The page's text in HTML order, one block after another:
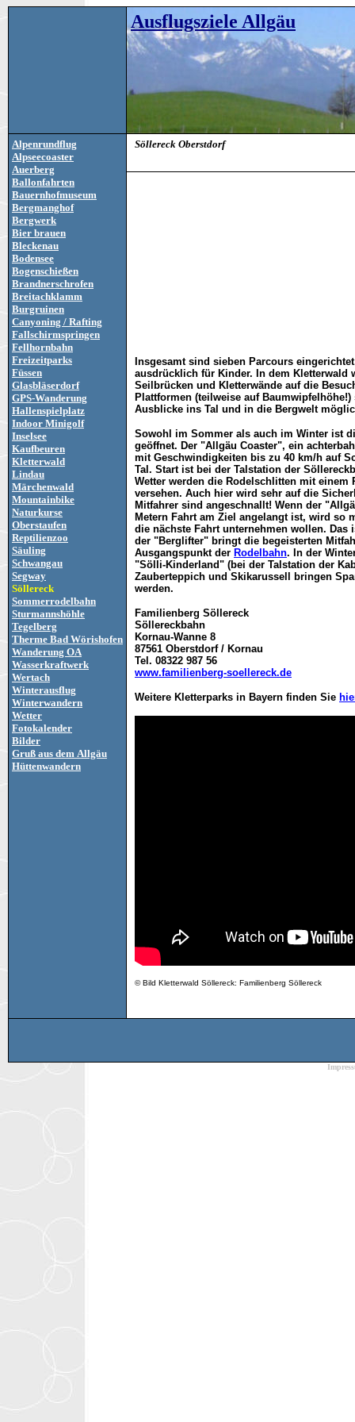
Ausflugsziele Allgäu
Alpenrundflug
Alpseecoaster
Auerberg
Ballonfahrten
Bauernhofmuseum
Bergmanghof
Bergwerk
Bier brauen
Bleckenau
Bodensee
Bogenschießen
Brandnerschrofen
Breitachklamm
Burgruinen
Canyoning / Rafting
Fallschirmspringen
Fellhornbahn
Freizeitparks
Füssen
Glasbläserdorf
GPS-Wanderung
Hallenspielplatz
Indoor Minigolf
Inselsee
Kaufbeuren
Kletterwald
Lindau
Märchenwald
Mountainbike
Naturkurse
Oberstaufen
Reptilienzoo
Säuling
Schwangau
Segway
Söllereck
Sommerrodelbahn
Sturmannshöhle
Tegelberg
Therme Bad Wörishofen
Wanderung OA
Wasserkraftwerk
Wertach
Winterausflug
Winterwandern
Wetter
Fotokalender
Bilder
Gruß aus dem Allgäu
Hüttenwandern
Söllereck Oberstdorf
Insgesamt sind sieben Parcours
ausdrücklich für Kinder. In dem Kletterwald
Seilbrücken und Kletterwände auf die
Plattformen (teilweise auf
Ausblicke ins Tal und in die Bergwelt
Sowohl im Sommer als auch im Winter ist
geöffnet. Der "Allgäu Coaster", ein
mit Geschwindigkeiten bis zu 40 km/h auf
Tal. Start ist bei der Talstation der
Wetter werden die Rodelschlitten mit einem
versehen. Auch hier wird sehr auf die
Mitfahrer sind angeschnallt! Wenn der
Metern Fahrt am Ziel angelangt ist, wird so
die nächste Fahrt unternehmen wollen. Das
der "Berglifter" bringt die begeisterten
Ausgangspunkt der Rodelbahn. In der
"Sölli-Kinderland" (bei der Talstation der
Zauberteppich und Skikarussell bringen
werden.
Familienberg Söllereck
Söllereckbahn
Kornau-Wanne 8
87561 Oberstdorf / Kornau
Tel. 08322 987 56
www.familienberg-soellereck.de
Weitere Kletterparks in Bayern finden Sie
© Bild Kletterwald Söllereck: Familienberg Söllereck